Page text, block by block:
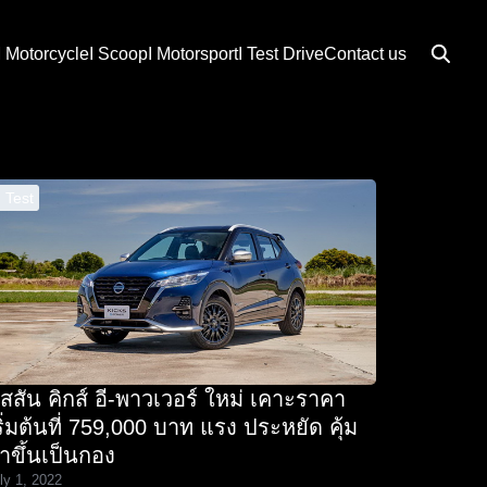
I Motorcycle I Scoop I MotorsportI Test DriveContact us
I Test
สัน คิกส์ อี-พาวเวอร์ ใหม่ เคาะราคา
มต้นที่ 759,000 บาท แรง ประหยัด คุ้ม
ขึ้นเป็นกอง
1, 2022